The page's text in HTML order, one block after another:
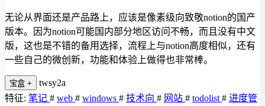
无论从界面还是产品路上，应该是像素级向致敬notion的国产
版本。因为notion可能国内部分地区访问不畅，而且没有中文
版，这也是不错的备用选择，流程上与notion高度相似，还有
一些自己的微创新，功能和体验上做得也非常棒。
宝盒 +
twsy2a
特征: 笔记 # web # windows # 技术向 # 网站 # todolist # 进度管